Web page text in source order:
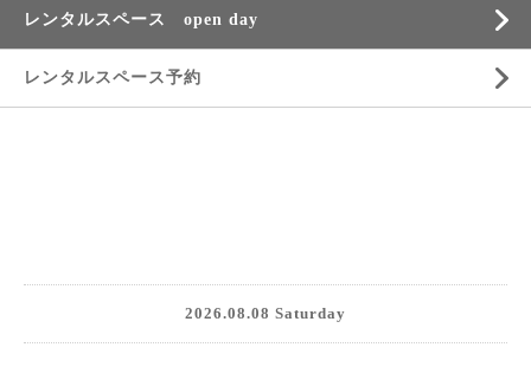
レンタルスペース open day
レンタルスペース予約
2026.08.08 Saturday